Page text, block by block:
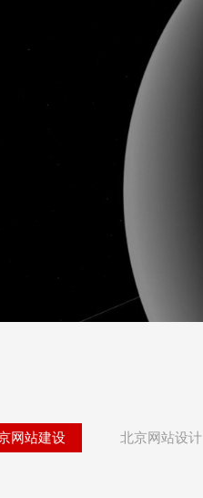
网站建设 北京网站设计